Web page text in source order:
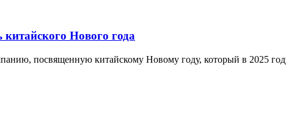
Нового года
посвященную китайскому Новому году, который в 2025